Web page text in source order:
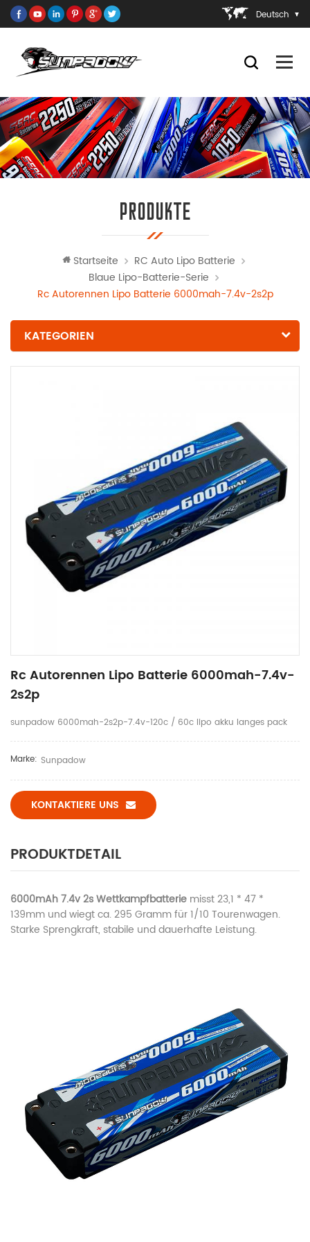
Deutsch
PRODUKTE
Startseite
RC Auto Lipo Batterie
Blaue Lipo-Batterie-Serie
Rc Autorennen Lipo Batterie 6000mah-7.4v-2s2p
KATEGORIEN
Rc Autorennen Lipo Batterie 6000mah-7.4v-
2s2p
sunpadow 6000mah-2s2p-7.4v-120c / 60c lipo akku langes pack
Marke: Sunpadow
KONTAKTIERE UNS
PRODUKTDETAIL
6000mAh 7.4v 2s Wettkampfbatterie misst 23,1 * 47 *
139mm und wiegt ca. 295 Gramm für 1/10 Tourenwagen.
Starke Sprengkraft, stabile und dauerhafte Leistung.